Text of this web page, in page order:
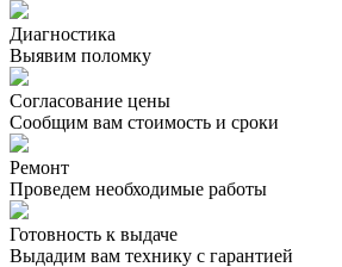
Диагностика
Выявим поломку
Согласование цены
Сообщим вам стоимость и сроки
Ремонт
Проведем необходимые работы
Готовность к выдаче
Выдадим вам технику с гарантией